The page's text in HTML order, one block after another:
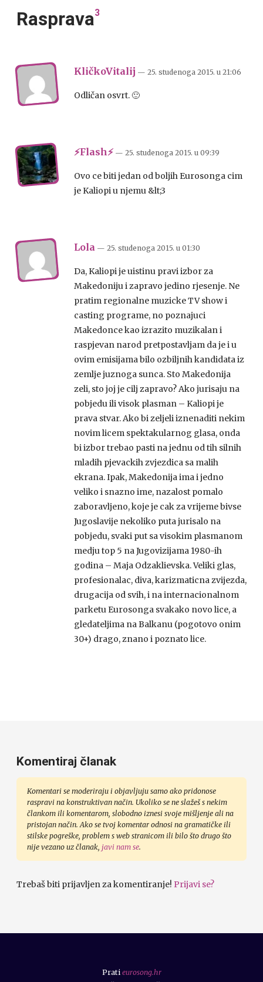
Rasprava3
KličkoVitalij — 25. studenoga 2015. u 21:06
Odličan osvrt. 🙂
⚡Flash⚡ — 25. studenoga 2015. u 09:39
Ovo ce biti jedan od boljih Eurosonga cim
je Kaliopi u njemu &lt;3
Lola — 25. studenoga 2015. u 01:30
Da, Kaliopi je uistinu pravi izbor za
Makedoniju i zapravo jedino rjesenje. Ne
pratim regionalne muzicke TV show i
casting programe, no poznajuci
Makedonce kao izrazito muzikalan i
raspjevan narod pretpostavljam da je i u
ovim emisijama bilo ozbiljnih kandidata iz
zemlje juznoga sunca. Sto Makedonija
zeli, sto joj je cilj zapravo? Ako jurisaju na
pobjedu ili visok plasman – Kaliopi je
prava stvar. Ako bi zeljeli iznenaditi nekim
novim licem spektakularnog glasa, onda
bi izbor trebao pasti na jednu od tih silnih
mladih pjevackih zvjezdica sa malih
ekrana. Ipak, Makedonija ima i jedno
veliko i snazno ime, nazalost pomalo
zaboravljeno, koje je cak za vrijeme bivse
Jugoslavije nekoliko puta jurisalo na
pobjedu, svaki put sa visokim plasmanom
medju top 5 na Jugovizijama 1980-ih
godina – Maja Odzaklievska. Veliki glas,
profesionalac, diva, karizmaticna zvijezda,
drugacija od svih, i na internacionalnom
parketu Eurosonga svakako novo lice, a
gledateljima na Balkanu (pogotovo onim
30+) drago, znano i poznato lice.
Komentiraj članak
Komentari se moderiraju i objavljuju samo ako pridonose
raspravi na konstruktivan način. Ukoliko se ne slažeš s nekim
člankom ili komentarom, slobodno iznesi svoje mišljenje ali na
pristojan način. Ako se tvoj komentar odnosi na gramatičke ili
stilske pogreške, problem s web stranicom ili bilo što drugo što
nije vezano uz članak, javi nam se.
Trebaš biti prijavljen za komentiranje! Prijavi se?
Prati eurosong.hr